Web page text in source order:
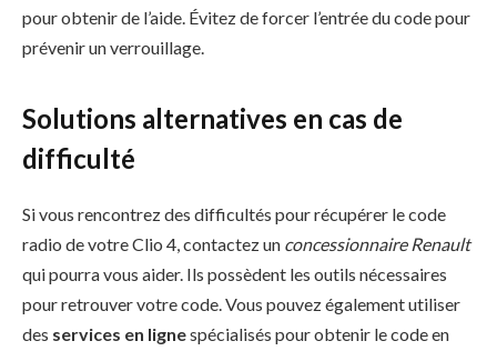
pour obtenir de l’aide. Évitez de forcer l’entrée du code pour
prévenir un verrouillage.
Solutions alternatives en cas de
difficulté
Si vous rencontrez des difficultés pour récupérer le code
radio de votre Clio 4, contactez un concessionnaire Renault
qui pourra vous aider. Ils possèdent les outils nécessaires
pour retrouver votre code. Vous pouvez également utiliser
des services en lignespécialisés pour obtenir le code en